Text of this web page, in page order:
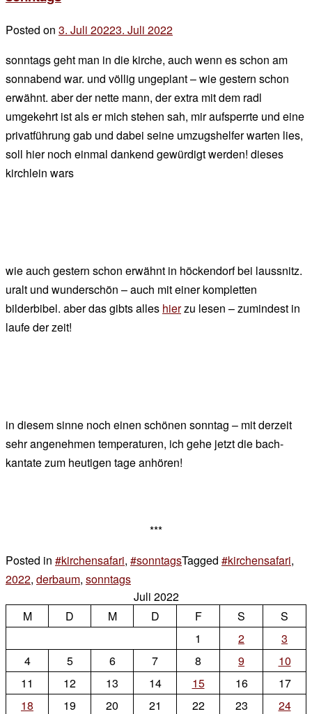
da
noch…
Posted on 3. Juli 20223. Juli 2022
chef
sonntags geht man in die kirche, auch wenn es schon am
sonnabend war. und völlig ungeplant – wie gestern schon
erwähnt. aber der nette mann, der extra mit dem radl
umgekehrt ist als er mich stehen sah, mir aufsperrte und eine
privatführung gab und dabei seine umzugshelfer warten lies,
soll hier noch einmal dankend gewürdigt werden! dieses
kirchlein wars
wie auch gestern schon erwähnt in höckendorf bei laussnitz.
uralt und wunderschön – auch mit einer kompletten
bilderbibel. aber das gibts alles hierzu lesen – zumindest in
laufe der zeit!
in diesem sinne noch einen schönen sonntag – mit derzeit
sehr angenehmen temperaturen, ich gehe jetzt die bach-
kantate zum heutigen tage anhören!
***
Posted in #kirchensafari, #sonntagsTagged #kirchensafari,
2022, derbaum, sonntags
a
Comment
sonntags
Juli 2022
M
D M D F S
S
1
2
3
4
5 6 7 8 9
10
11
12 13 14 15 16
17
18
19 20 21 22 23
24